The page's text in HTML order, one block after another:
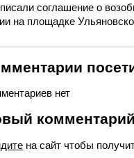
соглашение о
на площадке
нет
на сайт чтобы